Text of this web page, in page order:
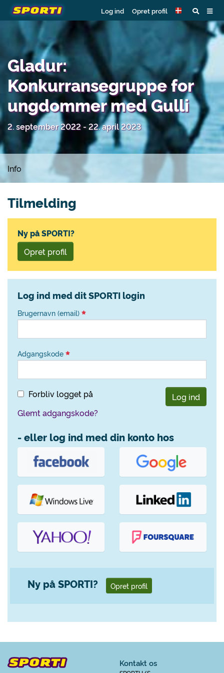
Log ind Opret profil
Gladur:
Konkurransegruppe for
ungdommer med Gulli
2. september 2022 - 22. april 2023
Info
Tilmelding
Ny på SPORTI?
Opret profil
Log ind med dit SPORTI login
Brugernavn (email)
Adgangskode
Forbliv logget på
Log ind
Glemt adgangskode?
- eller log ind med din konto hos
Ny på SPORTI? Opret profil
Kontakt os